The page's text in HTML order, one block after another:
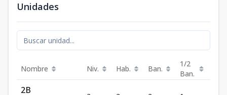
Unidades
Nombre Niv. Hab. Ban.
1/2
Ban.
2B